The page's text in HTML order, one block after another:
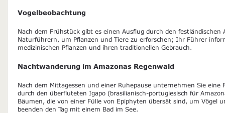
Vogelbeobachtung
Nach dem Frühstück gibt es einen Ausflug durch den festländischen
Naturführern, um Pflanzen und Tiere zu erforschen; Ihr Führer
medizinischen Pflanzen und ihren traditionellen Gebrauch.
Nachtwanderung im Amazonas Regenwald
Nach dem Mittagessen und einer Ruhepause unternehmen Sie
durch den überfluteten Igapo (brasilianisch-portugiesisch für
Bäumen, die von einer Fülle von Epiphyten übersät sind, um Vögel
beenden den Tag mit einem Bad im See.